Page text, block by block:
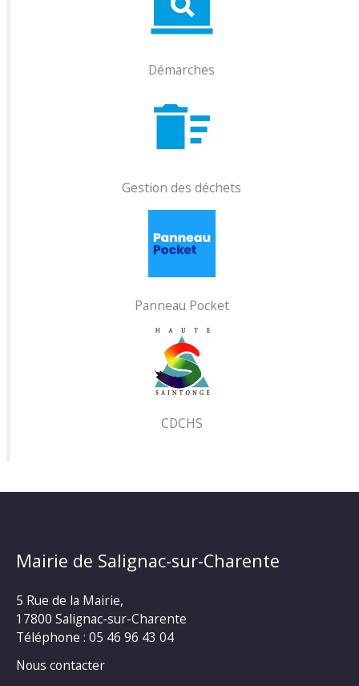
Démarches
Gestion des déchets
Panneau Pocket
CDCHS
Mairie de Salignac-sur-Charente
5 Rue de la Mairie,
17800 Salignac-sur-Charente
Téléphone : 05 46 96 43 04
Nous contacter